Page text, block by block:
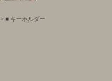
> ■ キーホルダー